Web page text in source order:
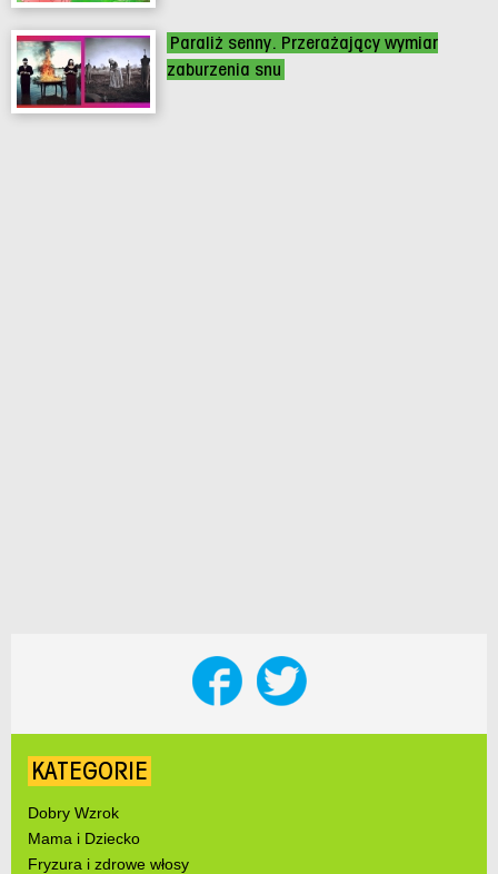
Paraliż senny. Przerażający wymiar
zaburzenia snu
KATEGORIE
Dobry Wzrok
Mama i Dziecko
Fryzura i zdrowe włosy